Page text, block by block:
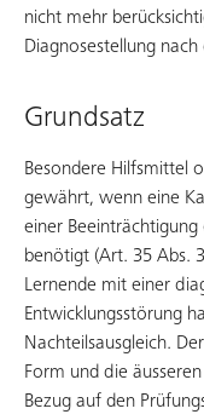
nicht mehr
Diagnosestellung
Grundsatz
Besondere Hilfsmittel
gewährt, wenn eine
einer
benötigt (Art. 35 Abs.
Lernende mit einer
Entwicklungsstörung
Nachteilsausgleich.
Form und die
Bezug auf den